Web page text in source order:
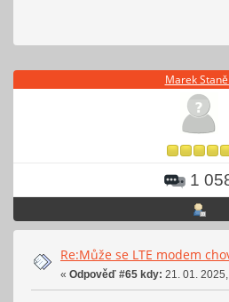
Marek
1
Re:Může se LTE modem
« Odpověď #65 kdy: 21. 01.